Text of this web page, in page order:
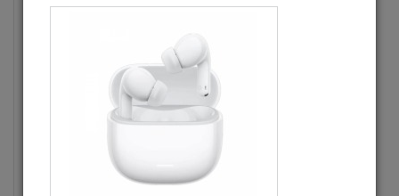
Podrobno o izdelku:
BT
Ušesne